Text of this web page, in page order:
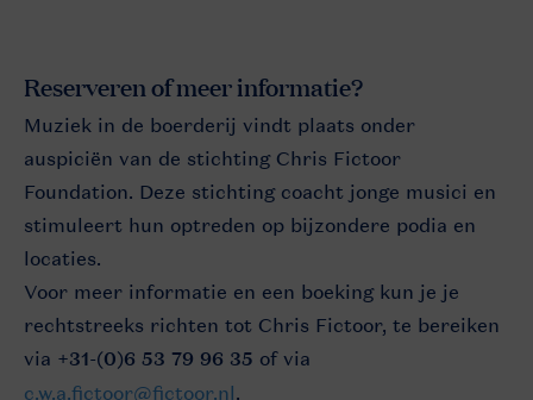
Reserveren of meer informatie?
Muziek in de boerderij vindt plaats onder
auspiciën van de stichting Chris Fictoor
Foundation. Deze stichting coacht jonge musici en
stimuleert hun optreden op bijzondere podia en
locaties.
Voor meer informatie en een boeking kun je je
rechtstreeks richten tot Chris Fictoor, te bereiken
via +31-(0)6 53 79 96 35 of via
c.w.a.fictoor@fictoor.nl.